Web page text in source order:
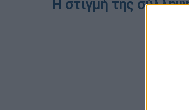
Η στιγμή της